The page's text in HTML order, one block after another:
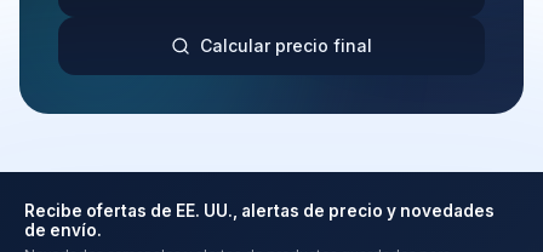
Calcular precio final
Recibe ofertas de EE. UU., alertas de precio y novedades
de envío.